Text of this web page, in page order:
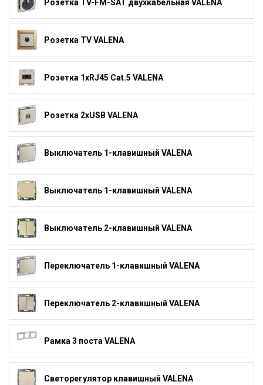
Розетка TV-FM-SAT двухкабельная VALENA
Розетка TV VALENA
Розетка 1xRJ45 Cat.5 VALENA
Розетка 2xUSB VALENA
Выключатель 1-клавишный VALENA
Выключатель 1-клавишный VALENA
Выключатель 2-клавишный VALENA
Переключатель 1-клавишный VALENA
Переключатель 2-клавишный VALENA
Рамка 3 поста VALENA
Светорегулятор клавишный VALENA